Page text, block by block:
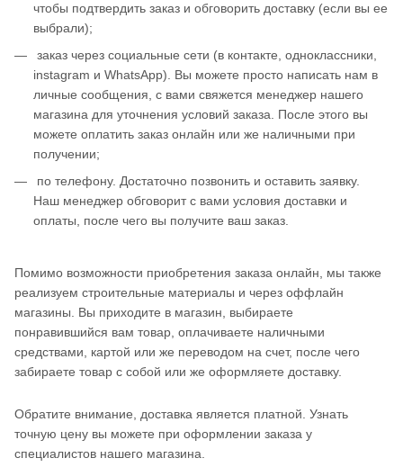
чтобы подтвердить заказ и обговорить доставку (если вы ее
выбрали);
заказ через социальные сети (в контакте, одноклассники,
instagram и WhatsApp). Вы можете просто написать нам в
личные сообщения, с вами свяжется менеджер нашего
магазина для уточнения условий заказа. После этого вы
можете оплатить заказ онлайн или же наличными при
получении;
по телефону. Достаточно позвонить и оставить заявку.
Наш менеджер обговорит с вами условия доставки и
оплаты, после чего вы получите ваш заказ.
Помимо возможности приобретения заказа онлайн, мы также
реализуем строительные материалы и через оффлайн
магазины. Вы приходите в магазин, выбираете
понравившийся вам товар, оплачиваете наличными
средствами, картой или же переводом на счет, после чего
забираете товар с собой или же оформляете доставку.
Обратите внимание, доставка является платной. Узнать
точную цену вы можете при оформлении заказа у
специалистов нашего магазина.